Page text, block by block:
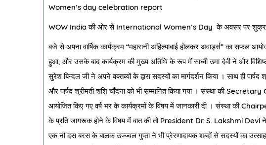
Women’s day celebration report
WOW Indiaकी ओर सेInternational Women’s Day के अवसर पर
बजे से अपना वार्षिक कार्यक्रम “महारानी अहिल्याबाई होलकर अवार्ड्स”का सफल
हुआ, और उसके बाद कार्यक्रम की मुख्य अतिथि के रूप में साध्वी उमा देवी ने और
सुरेश बिन्दल जी ने अपने वक्तव्यों के द्वारा सदस्यों का मार्गदर्शन किया । साथ ही पार्षद
और पार्षद श्रीमती शशि चाँदना को भी सम्मानित किया गया । संस्था कीSecretary
आयोजित किए गए वर्ष भर के कार्यक्रमों के विषय में जानकारी दी । संस्था की
के प्रति जागरूक होने के विषय में बात की तोPresident Dr. S. Lakshmi Devi
एक नौ दस बरस के बालक उज्ज्वल गुप्ता ने भी प्रेरणादायक शब्दों से सदस्यों का